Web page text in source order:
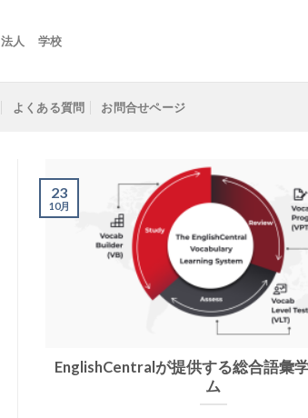
法人 学校
よくある質問 お問合せページ
EnglishCentralが提供する総合語彙
ム
23
10月